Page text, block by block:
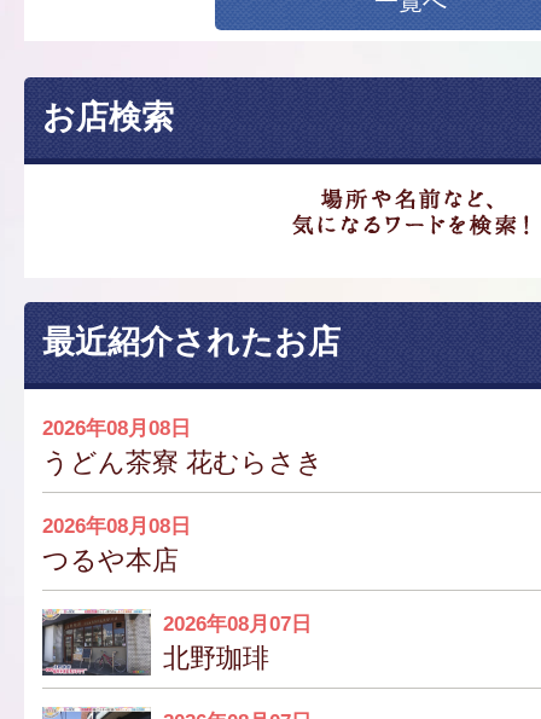
お店検索
最近紹介されたお店
2026年08月08日
うどん茶寮 花むらさき
2026年08月08日
つるや本店
2026年08月07日
北野珈琲